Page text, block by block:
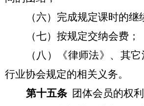
（六）完成规定课时的继
（七）按规定交纳会费；
（八）《律师法》、其
行业协会规定的相关义务。
第十五条 团体会员的权利